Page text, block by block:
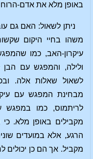
באופן מלא את אדם-הרוח
ניתן לשאול: האם גם
משהו בחיי היקום
עיקרון-האב, כמו
ולילה, והמפגש עם
לשאול שאלות אלה.
מבחינת המפגש עם
לריתמוס, כמו במפגש
מקבילים באופן מלא. כי
הרגע, אלא במועדים
מקביל. אך הם כן יכולים